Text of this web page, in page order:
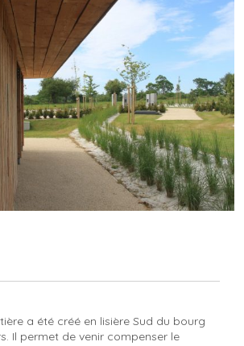
a été créé en lisière Sud du bourg
Il permet de venir compenser le